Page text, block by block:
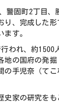
固町2丁目、
、完成した
す。
われ、約1500
の国府の発
手児奈（て
家の研究を